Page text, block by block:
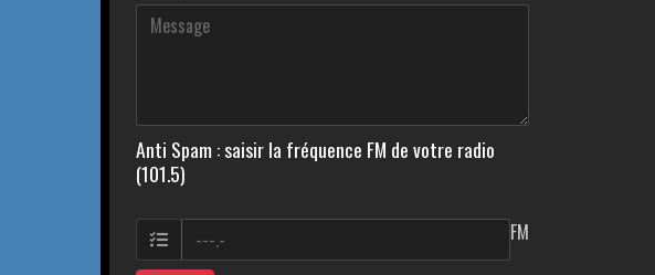
Anti Spam : saisir la fréquence FM de votre radio
(101.5)
FM